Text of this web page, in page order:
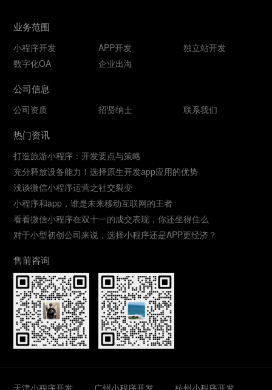
业务范围
小程序开发 APP开发
独立站开发
数字化OA
企业出海
公司信息
公司资质 招贤纳士 联系我们
热门资讯
打造旅游小程序：开发要点与策略
充分释放设备能力！选择原生开发app应用的优势
浅谈微信小程序运营之社交裂变
小程序和app，谁是未来移动互联网的王者
看看微信小程序在双十一的成交表现，你还坐得住么
对于小型初创公司来说，选择小程序还是APP更经济？
售前咨询
天津小程序开发 广州小程序开发 杭州小程序开发